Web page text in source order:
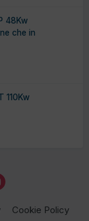
48Kw
che in
110Kw
Cookie Policy